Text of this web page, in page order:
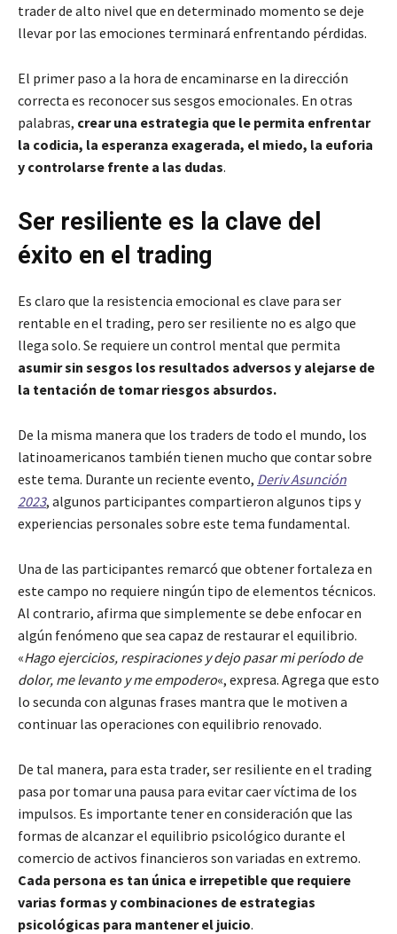
trader de alto nivel que en determinado momento se deje
llevar por las emociones terminará enfrentando pérdidas.
El primer paso a la hora de encaminarse en la dirección
correcta es reconocer sus sesgos emocionales. En otras
palabras, crear una estrategia que le permita enfrentar
la codicia, la esperanza exagerada, el miedo, la euforia
y controlarse frente a las dudas.
Ser resiliente es la clave del
éxito en el trading
Es claro que la resistencia emocional es clave para ser
rentable en el trading, pero ser resiliente no es algo que
llega solo. Se requiere un control mental que permita
asumir sin sesgos los resultados adversos y alejarse de
la tentación de tomar riesgos absurdos.
De la misma manera que los traders de todo el mundo, los
latinoamericanos también tienen mucho que contar sobre
este tema. Durante un reciente evento, Deriv Asunción
2023, algunos participantes compartieron algunos tips y
experiencias personales sobre este tema fundamental.
Una de las participantes remarcó que obtener fortaleza en
este campo no requiere ningún tipo de elementos técnicos.
Al contrario, afirma que simplemente se debe enfocar en
algún fenómeno que sea capaz de restaurar el equilibrio.
«Hago ejercicios, respiraciones y dejo pasar mi período de
dolor, me levanto y me empodero«, expresa. Agrega que esto
lo secunda con algunas frases mantra que le motiven a
continuar las operaciones con equilibrio renovado.
De tal manera, para esta trader, ser resiliente en el trading
pasa por tomar una pausa para evitar caer víctima de los
impulsos. Es importante tener en consideración que las
formas de alcanzar el equilibrio psicológico durante el
comercio de activos financieros son variadas en extremo.
Cada persona es tan única e irrepetible que requiere
varias formas y combinaciones de estrategias
psicológicas para mantener el juicio.